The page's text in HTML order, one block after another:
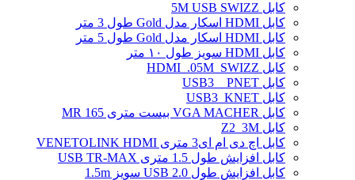
کابل 5M USB SWIZZ
کابل HDMI اسکار مدل Gold طول 3 متر
کابل HDMI اسکار مدل Gold طول 5 متر
کابل HDMI سویز طول ۱۰ متر
کابل HDMI_.05M_SWIZZ
کابل USB3 _ PNET
کابل USB3_KNET
کابل VGA MACHER بیست متری MR 165
کابل Z2_3M
کابل اچ دی ام ای3 متری VENETOLINK HDMI
کابل افزایش طول 1.5 متری USB TR-MAX
کابل افزایش طول USB 2.0 سویز 1.5m